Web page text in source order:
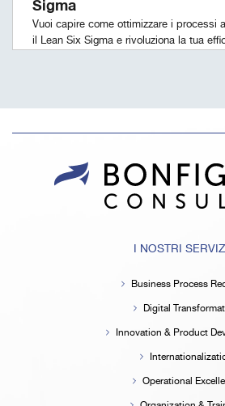
Sigma
Vuoi capire come ottimizzare i processi
il Lean Six Sigma e rivoluziona la tua
I NOSTRI
Business Process
Digital
Innovation & Product
Operational